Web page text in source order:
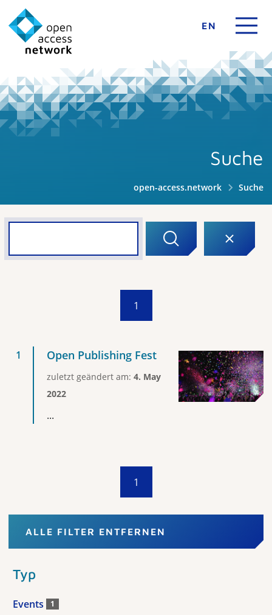
EN
Suche
open-access.network Suche
1
Open Publishing Fest
zuletzt geändert am: 4. May
2022
...
1
ALLE FILTER ENTFERNEN
Typ
Events 1